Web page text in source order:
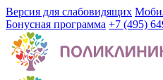
Версия для слабовидящих
Бонусная программа +7 (495)